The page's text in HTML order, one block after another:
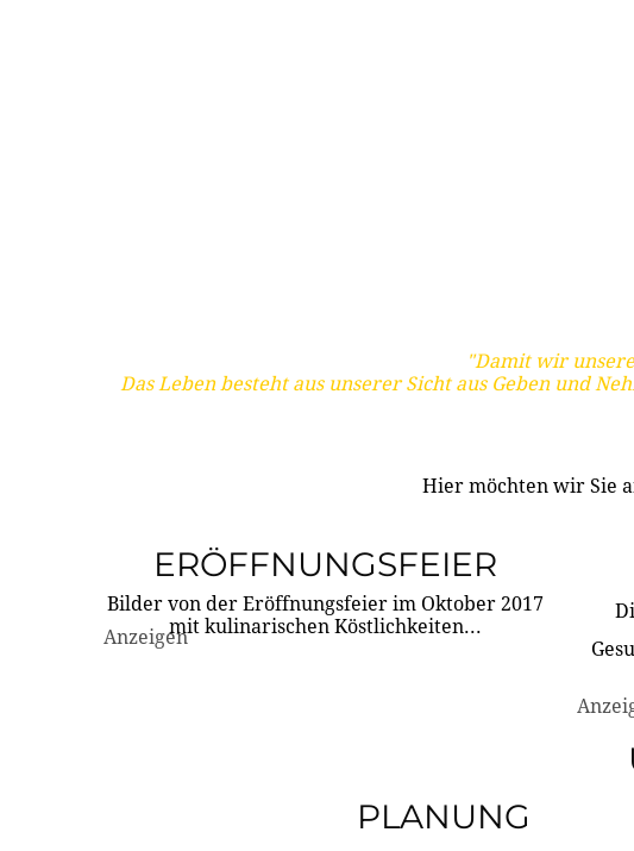
"Damit wir
Das Leben besteht aus unserer Sicht aus Geben und
Hier möchten wir Sie
ERÖFFNUNGSFEIER
Bilder von der Eröffnungsfeier im Oktober 2017
mit kulinarischen Köstlichkeiten...
Anzeigen
PLANUNG